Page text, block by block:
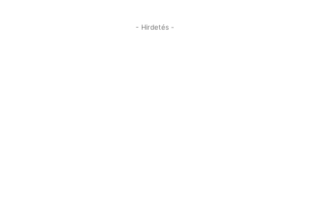
- Hirdetés -